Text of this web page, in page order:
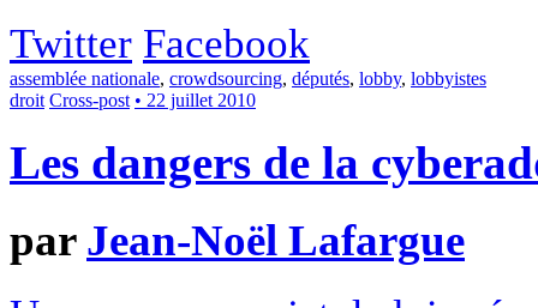
Twitter Facebook
assemblée nationale, crowdsourcing, députés, lobby, lobbyistes
droit Cross-post • 22 juillet 2010
Les dangers de la
par Jean-Noël Lafargue